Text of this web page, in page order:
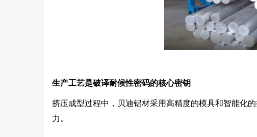
生产工艺是破译耐候性密码的核心密钥
挤压成型过程中，贝迪铝材采用高精度的模具和智能化
力。